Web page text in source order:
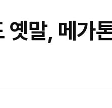
말, 메가